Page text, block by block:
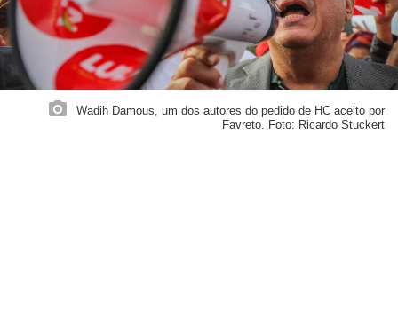
Wadih Damous, um dos autores do pedido de HC aceito por
Favreto. Foto: Ricardo Stuckert